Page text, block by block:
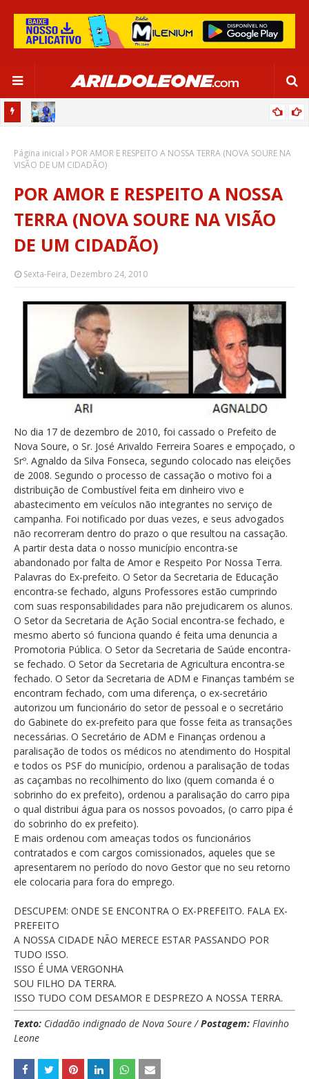
SALVADOR
Página inicial
POR AMOR E RESPEITO A NOSSA TERRA (NOVA SOURE NA
VISÃO DE UM CIDADÃO)
POR AMOR E RESPEITO A NOSSA
TERRA (NOVA SOURE NA VISÃO
DE UM CIDADÃO)
Sexta-Feira, Dezembro 24, 2010
No dia 17 de dezembro de 2010, foi cassado o Prefeito de
Nova Soure, o Sr. José Arivaldo Ferreira Soares e empoçado, o
Srº. Agnaldo da Silva Fonseca, segundo colocado nas eleições
de 2008. Segundo o processo de cassação o motivo foi a
distribuição de Combustível feita em dinheiro vivo e
abastecimento em veículos não integrantes no serviço de
campanha. Foi notificado por duas vezes, e seus advogados
não recorreram dentro do prazo o que resultou na cassação.
A partir desta data o nosso município encontra-se
abandonado por falta de Amor e Respeito Por Nossa Terra.
Palavras do Ex-prefeito. O Setor da Secretaria de Educação
encontra-se fechado, alguns Professores estão cumprindo
com suas responsabilidades para não prejudicarem os alunos.
O Setor da Secretaria de Ação Social encontra-se fechado, e
mesmo aberto só funciona quando é feita uma denuncia a
Promotoria Pública. O Setor da Secretaria de Saúde encontra-
se fechado. O Setor da Secretaria de Agricultura encontra-se
fechado. O Setor da Secretaria de ADM e Finanças também se
encontram fechado, com uma diferença, o ex-secretário
autorizou um funcionário do setor de pessoal e o secretário
do Gabinete do ex-prefeito para que fosse feita as transações
necessárias. O Secretário de ADM e Finanças ordenou a
paralisação de todos os médicos no atendimento do Hospital
e todos os PSF do município, ordenou a paralisação de todas
as caçambas no recolhimento do lixo (quem comanda é o
sobrinho do ex prefeito), ordenou a paralisação do carro pipa
o qual distribui água para os nossos povoados, (o carro pipa é
do sobrinho do ex prefeito).
E mais ordenou com ameaças todos os funcionários
contratados e com cargos comissionados, aqueles que se
apresentarem no período do novo Gestor que no seu retorno
ele colocaria para fora do emprego.
DESCUPEM: ONDE SE ENCONTRA O EX-PREFEITO. FALA EX-
PREFEITO
A NOSSA CIDADE NÃO MERECE ESTAR PASSANDO POR
TUDO ISSO.
ISSO É UMA VERGONHA
SOU FILHO DA TERRA.
ISSO TUDO COM DESAMOR E DESPREZO A NOSSA TERRA.
Texto: Cidadão indignado de Nova Soure /Postagem: Flavinho
Leone